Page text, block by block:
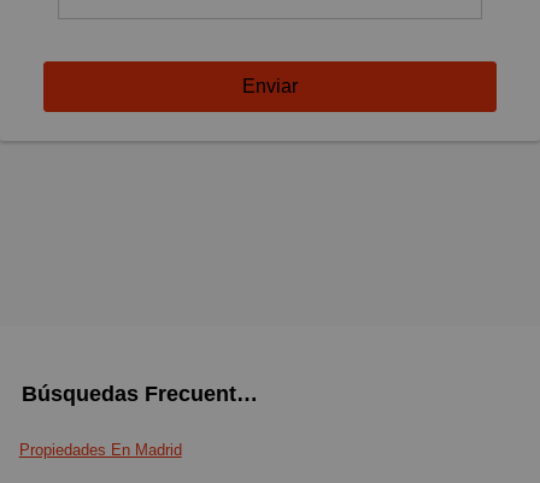
Enviar
Búsquedas Frecuentes
Propiedades En Madrid